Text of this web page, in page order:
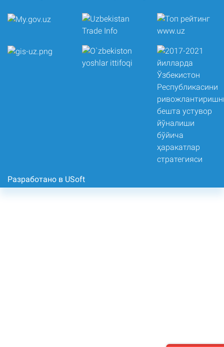
Разработано в USoft